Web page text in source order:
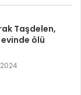
Taşdelen,
ölü